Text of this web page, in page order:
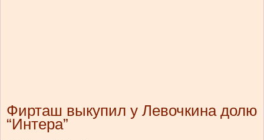
Фирташ выкупил у Левочкина долю
“Интера”